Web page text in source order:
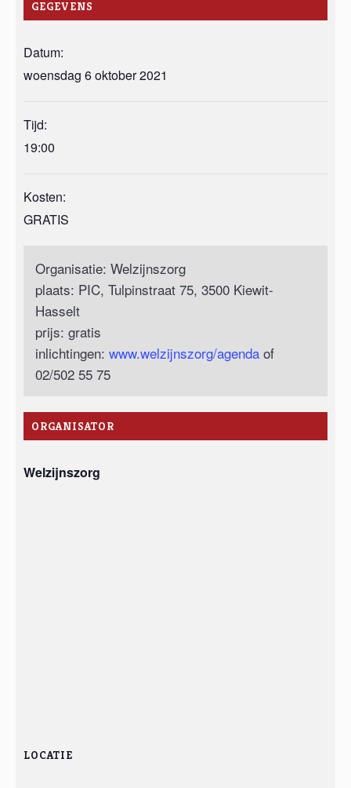
GEGEVENS
Datum:
woensdag 6 oktober 2021
Tijd:
19:00
Kosten:
GRATIS
Organisatie: Welzijnszorg
plaats: PIC, Tulpinstraat 75, 3500 Kiewit-
Hasselt
prijs: gratis
inlichtingen: www.welzijnszorg/agenda of
02/502 55 75
ORGANISATOR
Welzijnszorg
LOCATIE